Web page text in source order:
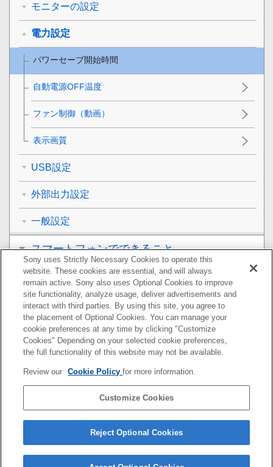
モニターの設定
電力設定
パワーセーブ開始時間
自動電源OFF温度
ファン制御 （動画）
表示画質
USB設定
外部出力設定
一般設定
スマートフォンでできること
パソコンでできること
クラウドサービスを利用する
資料
故障かな？と思ったら
お使いのカメラの本体ソフトウェアがVer.2.0未満の場合
は下記URLのヘルプガイドをご覧ください。
https://helpguide.sony.net/ilc/2035/v1/ja/index.html
Sony uses Strictly Necessary Cookies to operate this
website. These cookies are essential, and will always
remain active. Sony also uses Optional Cookies to improve
site functionality, analyze usage, deliver advertisements and
interact with third parties. By using this site, you agree to
the placement of Optional Cookies. You can manage your
cookie preferences at any time by clicking "Customize
Cookies" Depending on your selected cookie preferences,
the full functionality of this website may not be available.
Review our Cookie Policyfor more information.
Customize Cookies
Reject Optional Cookies